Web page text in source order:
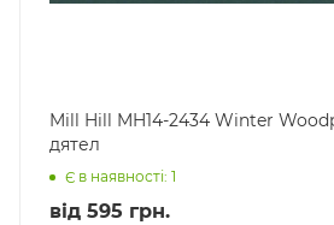
Mill Hill MH14-2434 Winter
дятел
Є в наявності: 1
від 595 грн.